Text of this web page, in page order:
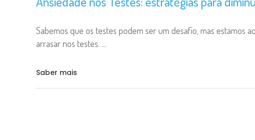
Sabemos que os testes podem ser um desafio, mas estamos
arrasar nos testes.
Saber mais